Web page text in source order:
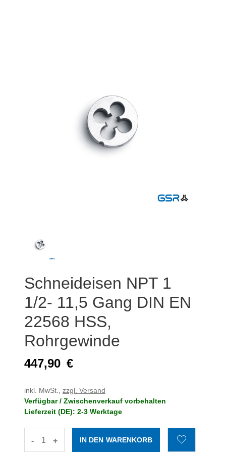
Schneideisen NPT 1
1/2- 11,5 Gang DIN EN
22568 HSS,
Rohrgewinde
447,90 €
inkl. MwSt., zzgl. Versand
Verfügbar / Zwischenverkauf vorbehalten
Lieferzeit (DE): 2-3 Werktage
- +